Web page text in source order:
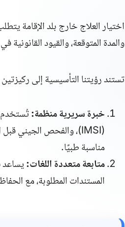
اختيار العلاج خارج بلد الإقامة
والمدة المتوقعة، والقيود
تستند رؤيتنا التأسيسية إلى
خبرة سريرية منظمة:
(
IMSI)، والفحص الجيني قبل
مناسبة طبيًا.
متابعة متعددة اللغات:
المستندات المطلوبة، مع